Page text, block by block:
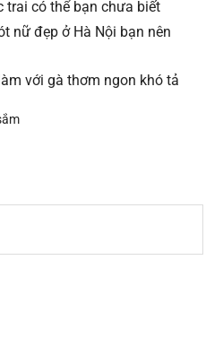
trai có thể bạn chưa biết
nữ đẹp ở Hà Nội bạn nên
với gà thơm ngon khó tả